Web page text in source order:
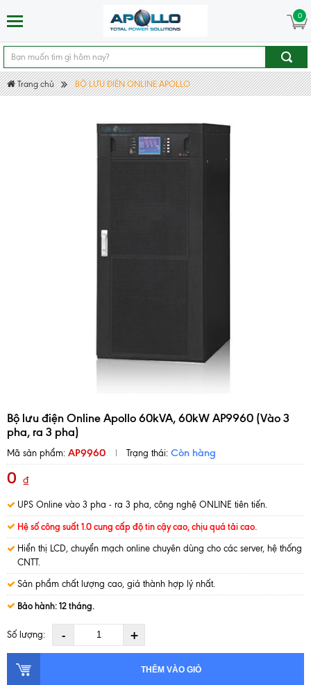
0
Trang chủ
BỘ LƯU ĐIỆN ONLINE APOLLO
UPS ONLINE AP990 (vào 3: ra 3)
Bộ lưu điện Online Apollo 60kVA, 60kW AP9960 (Vào 3
pha, ra 3 pha)
Mã sản phẩm: AP9960 Trạng thái: Còn hàng
0 ₫
UPS Online vào 3 pha - ra 3 pha, công nghệ ONLINE tiên tiến.
Hệ số công suất 1.0 cung cấp độ tin cậy cao, chịu quá tải cao.
Hiển thị LCD, chuyển mạch online chuyên dùng cho các server, hệ thống
CNTT.
Sản phẩm chất lượng cao, giá thành hợp lý nhất.
Bảo hành: 12 tháng.
Số lượng: - +
THÊM VÀO GIỎ